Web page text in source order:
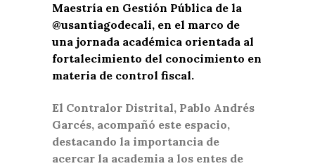
Maestría en Gestión Pública de la
@usantiagodecali, en el marco de
una jornada académica orientada al
fortalecimiento del conocimiento en
materia de control fiscal.
El Contralor Distrital, Pablo Andrés
Garcés, acompañó este espacio,
destacando la importancia de
acercar la academia a los entes de